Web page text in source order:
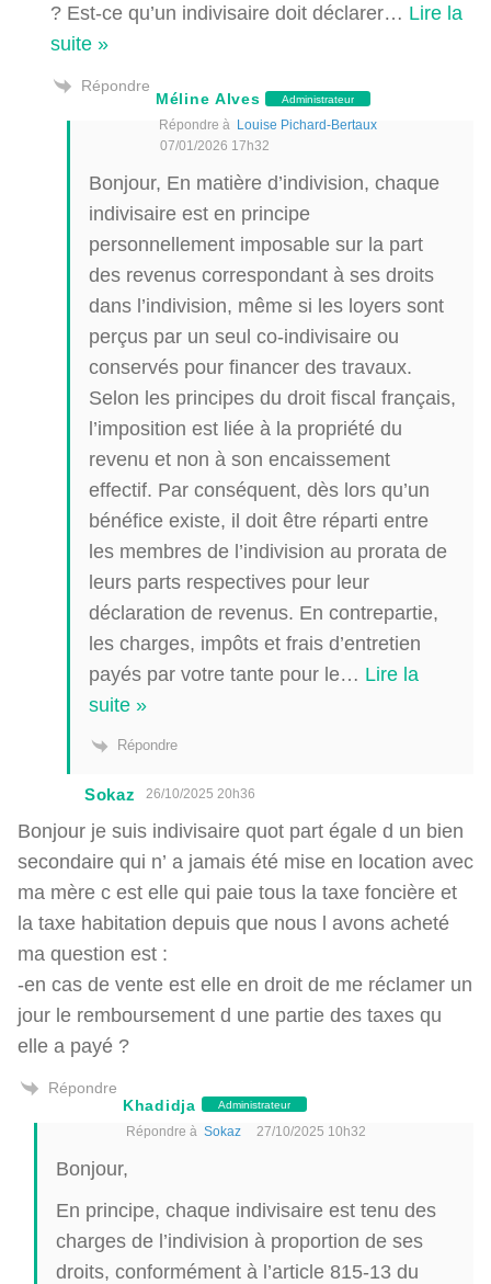
? Est-ce qu’un indivisaire doit déclarer… Lire la
suite »
Répondre
Méline Alves Administrateur
Répondre à Louise Pichard-Bertaux
07/01/2026 17h32
Bonjour, En matière d’indivision, chaque
indivisaire est en principe
personnellement imposable sur la part
des revenus correspondant à ses droits
dans l’indivision, même si les loyers sont
perçus par un seul co-indivisaire ou
conservés pour financer des travaux.
Selon les principes du droit fiscal français,
l’imposition est liée à la propriété du
revenu et non à son encaissement
effectif. Par conséquent, dès lors qu’un
bénéfice existe, il doit être réparti entre
les membres de l’indivision au prorata de
leurs parts respectives pour leur
déclaration de revenus. En contrepartie,
les charges, impôts et frais d’entretien
payés par votre tante pour le… Lire la
suite »
Répondre
Sokaz 26/10/2025 20h36
Bonjour je suis indivisaire quot part égale d un bien
secondaire qui n’ a jamais été mise en location avec
ma mère c est elle qui paie tous la taxe foncière et
la taxe habitation depuis que nous l avons acheté
ma question est :
-en cas de vente est elle en droit de me réclamer un
jour le remboursement d une partie des taxes qu
elle a payé ?
Répondre
Khadidja
Administrateur
Répondre à Sokaz 27/10/2025 10h32
Bonjour,
En principe, chaque indivisaire est tenu des
charges de l’indivision à proportion de ses
droits, conformément à l’article 815-13 du